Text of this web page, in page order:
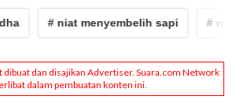
# niat menyembelih sapi # niat